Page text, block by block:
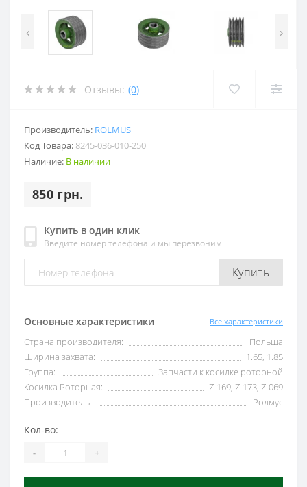
‹ ›
Отзывы: (0)
Производитель: ROLMUS
Код Товара: 8245-036-010-250
Наличие: В наличии
850 грн.
Купить в один клик
Введите номер телефона и мы перезвоним
Купить
Основные характеристики Все характеристики
Страна производителя:
Польша
Ширина захвата:
1.65, 1.85
Группа:
Запчасти к косилке роторной
Косилка Роторная:
Z-169, Z-173, Z-069
Производитель :
Ролмус
Кол-во:
- +